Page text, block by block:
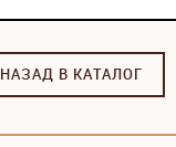
НАЗАД В КАТАЛОГ